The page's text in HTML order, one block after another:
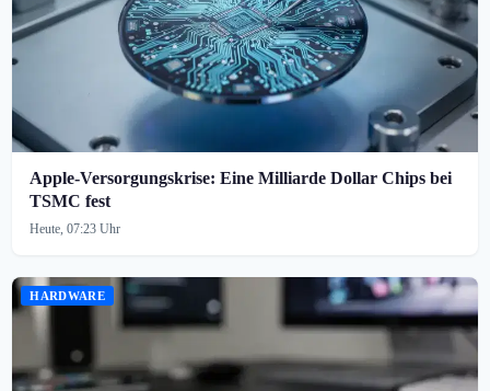
Apple-Versorgungskrise: Eine Milliarde Dollar Chips bei
TSMC fest
Heute, 07:23 Uhr
HARDWARE